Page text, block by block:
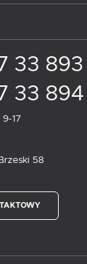
33 893
33 894
17
58